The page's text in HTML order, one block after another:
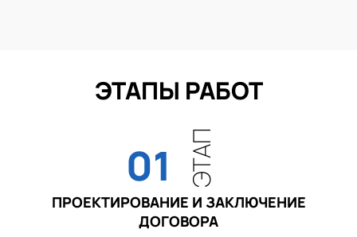
ЭТАПЫ РАБОТ
01 ЭТАП
ПРОЕКТИРОВАНИЕ И ЗАКЛЮЧЕНИЕ
ДОГОВОРА